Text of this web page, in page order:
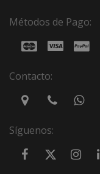
Métodos de Pago:
Contacto:
Síguenos: